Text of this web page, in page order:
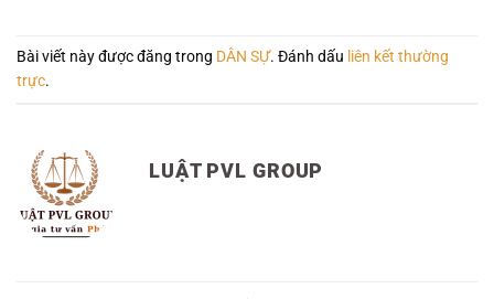
Bài viết này được đăng trong DÂN SỰ. Đánh dấu liên kết thường
trực.
LUẬT PVL GROUP